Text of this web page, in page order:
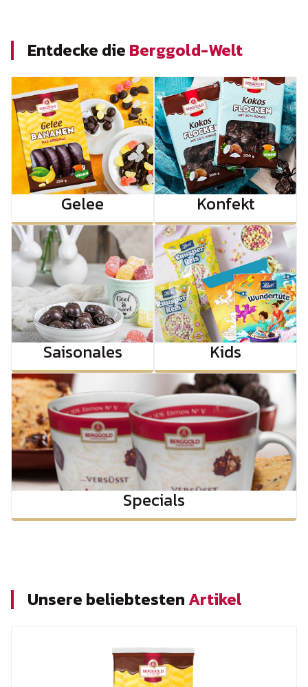
Entdecke die Berggold-Welt
Gelee Konfekt
Saisonales Kids
Specials
Unsere beliebtesten Artikel